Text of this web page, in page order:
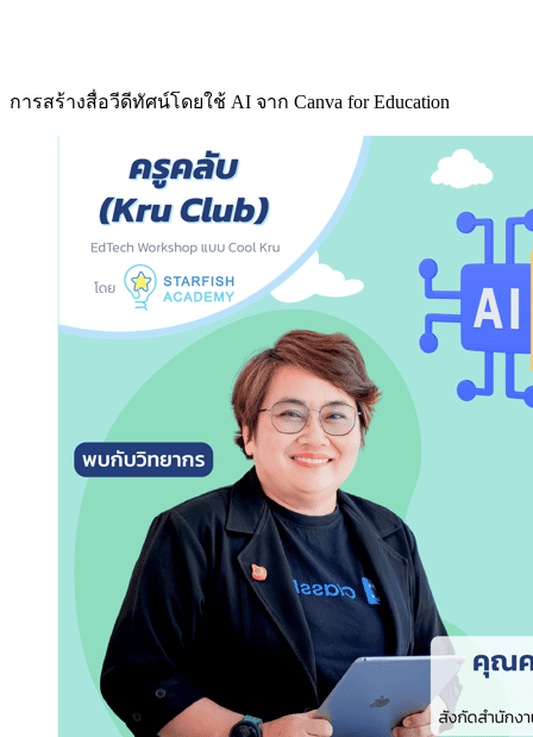
การสร้างสื่อวีดีทัศน์โดยใช้ AI จาก Canva for Education